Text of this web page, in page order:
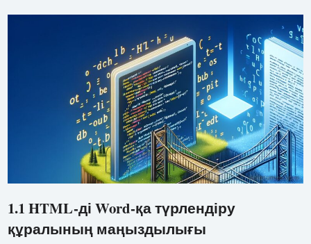
1.1 HTML-ді Word-қа түрлендіру
құралының маңыздылығы